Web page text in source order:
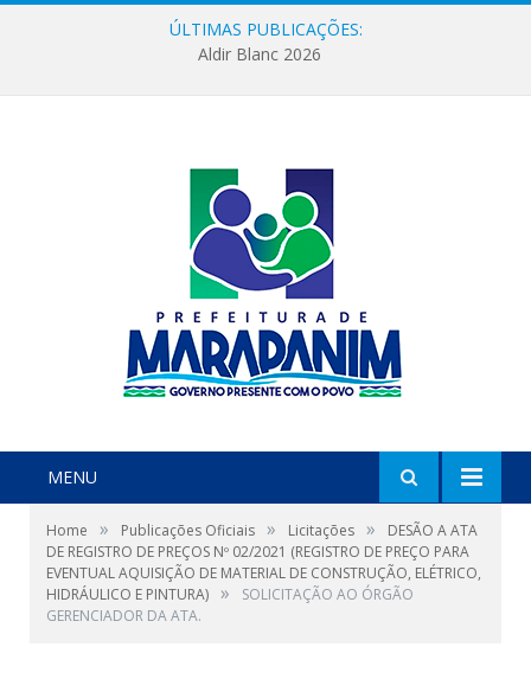
ÚLTIMAS PUBLICAÇÕES:
Aldir Blanc 2026
MENU
Home » Publicações Oficiais » Licitações »
DESÃO A ATA
DE REGISTRO DE PREÇOS Nº 02/2021 (REGISTRO DE PREÇO PARA
EVENTUAL AQUISIÇÃO DE MATERIAL DE CONSTRUÇÃO, ELÉTRICO,
HIDRÁULICO E PINTURA) »
SOLICITAÇÃO AO ÓRGÃO
GERENCIADOR DA ATA.